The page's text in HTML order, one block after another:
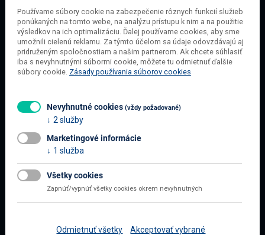
O SPOLOČNOSTI
O našej spoločnosti
Obchodné podmienky
Ochrana osobných údajov
Blog
Všetko o nákupe
Najčastejšie otázky
Doprava a platba
Používame súbory cookie na zabezpečenie rôznych funkcií služieb
ponúkaných na tomto webe, na analýzu prístupu k nim a na použitie
výsledkov na ich optimalizáciu. Ďalej používame cookies, aby sme
umožnili cielenú reklamu. Za týmto účelom sa údaje odovzdávajú aj
pridruženým spoločnostiam a našim partnerom. Ak chcete súhlasiť
iba s nevyhnutnými súbormi cookie, môžete tu odmietnuť ďalšie
súbory cookie. Zásady používania súborov cookies
Nevyhnutné cookies (vždy požadované)
2 služby
Marketingové informácie
1 služba
Všetky cookies
Zapnúť/vypnúť všetky cookies okrem nevyhnutných
Odmietnuť všetky Akceptovať vybrané